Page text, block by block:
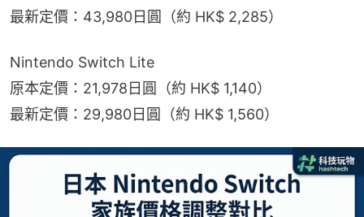
最新定價：43,980日圓（約 HK$ 2,285）
Nintendo Switch Lite
原本定價：21,978日圓（約 HK$ 1,140）
最新定價：29,980日圓（約 HK$ 1,560）